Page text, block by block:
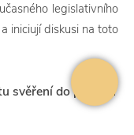
legislativního
iniciují diskusi na toto
svěření do péče jin